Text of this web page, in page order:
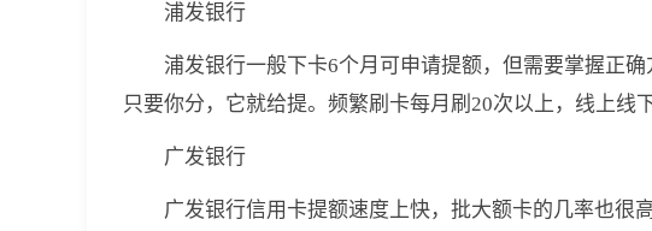
浦发银行
浦发银行一般下卡6个月可申请提额，但需要掌握正
只要你分，它就给提。频繁刷卡每月刷20次以上，线上线
广发银行
广发银行信用卡提额速度上快，批大额卡的几率也很